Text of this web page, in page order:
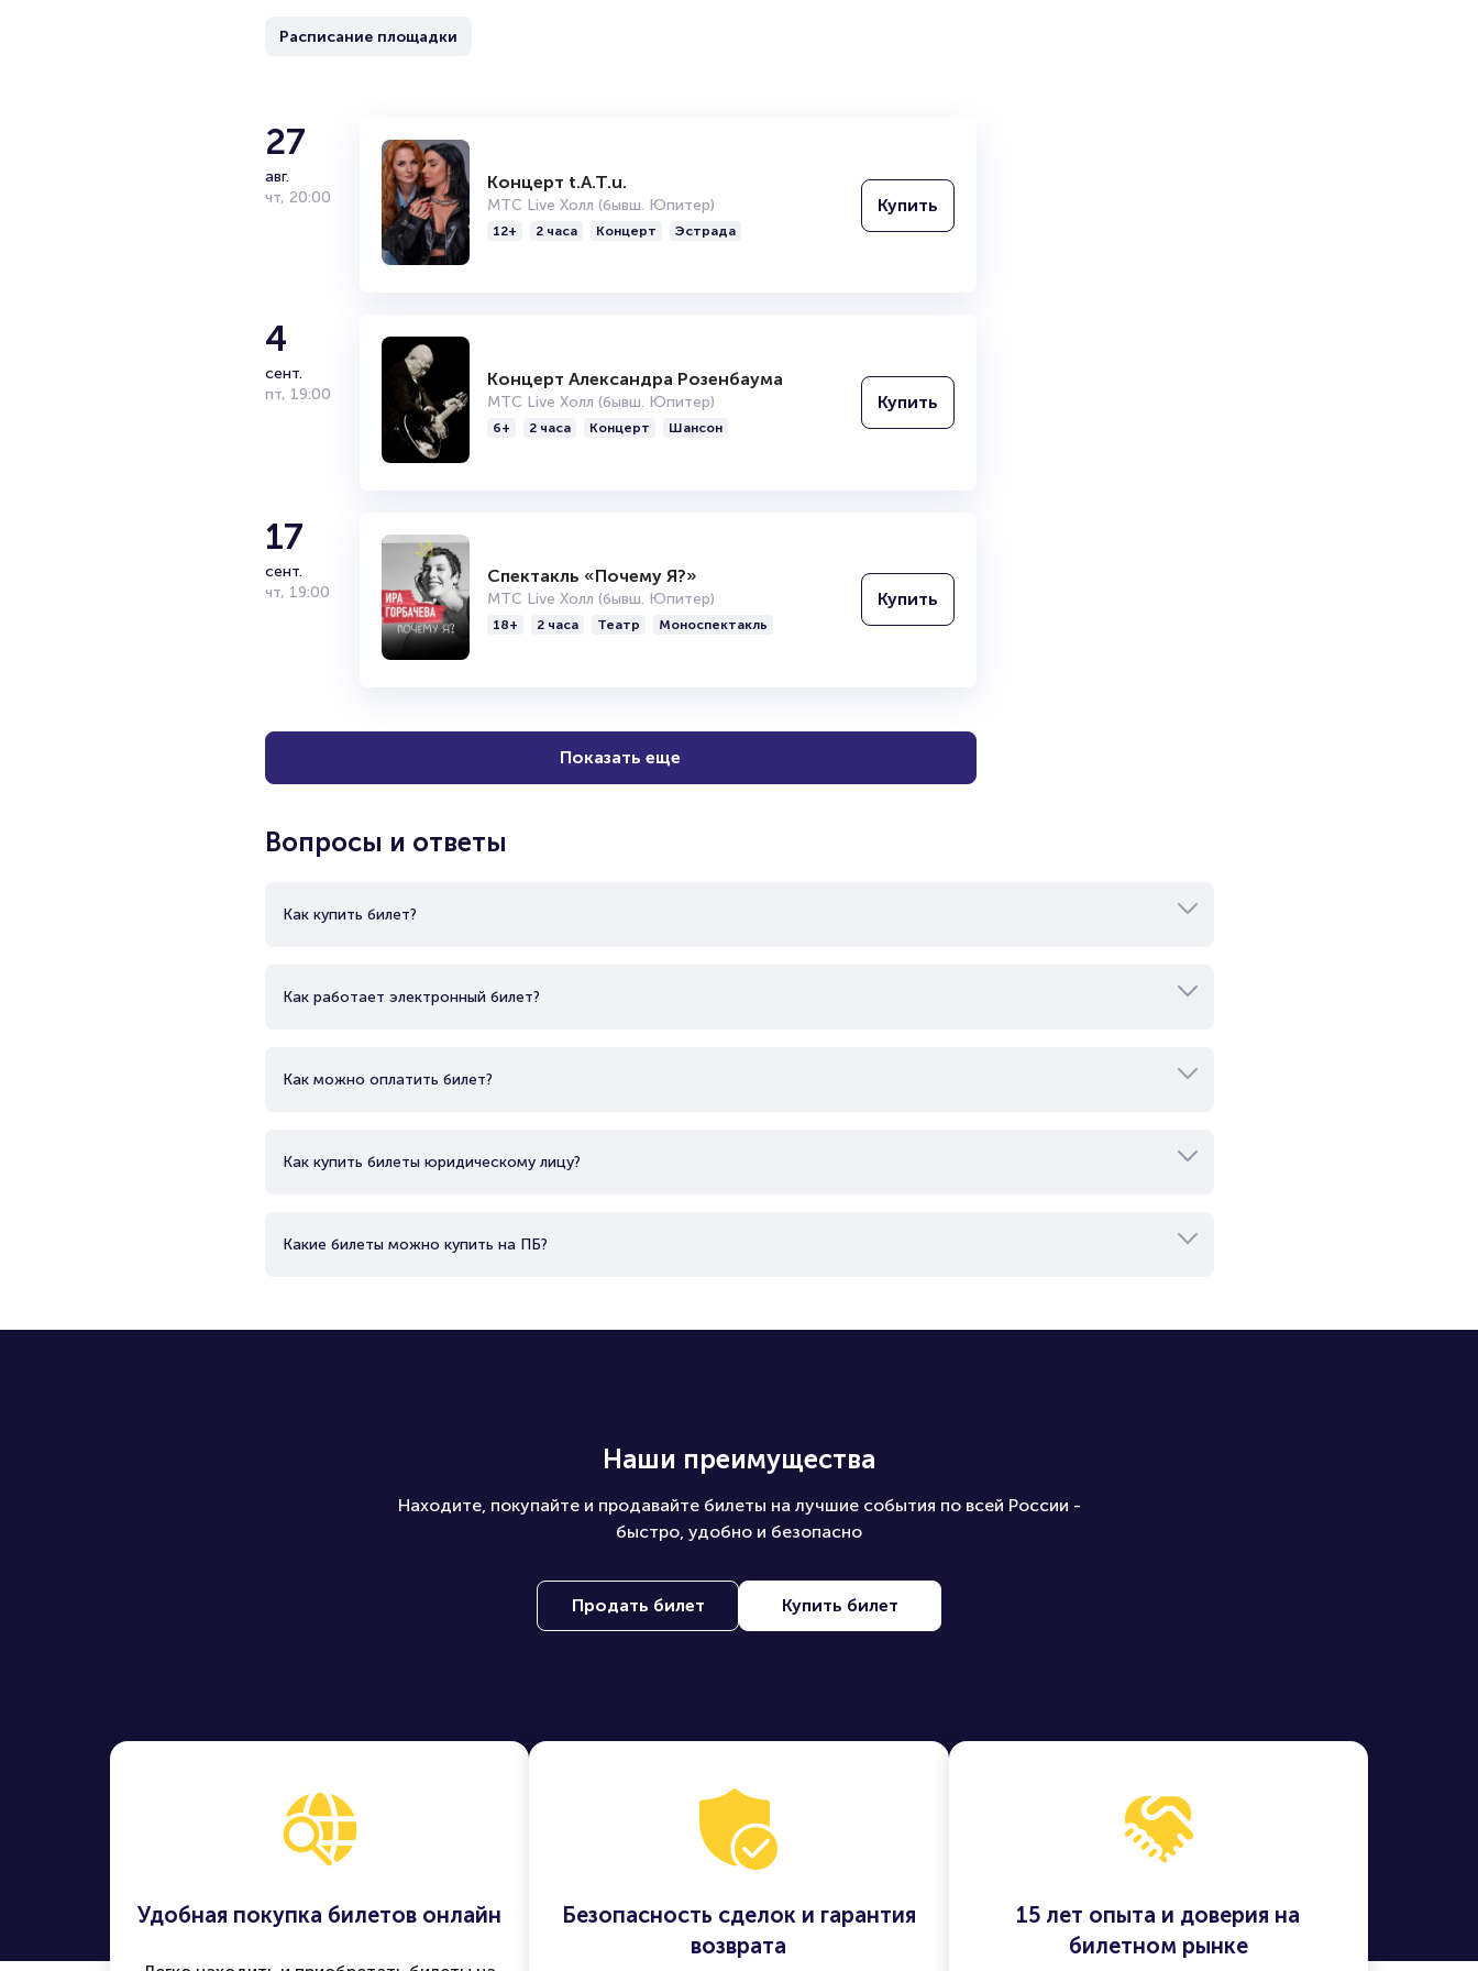
Расписание площадки
27
авг.
чт, 20:00
Концерт t.A.T.u.
МТС Live Холл (бывш. Юпитер)
12+ 2 часа Концерт Эстрада
Купить
4
сент.
пт, 19:00
Концерт Александра Розенбаума
МТС Live Холл (бывш. Юпитер)
6+ 2 часа Концерт Шансон
Купить
17
сент.
чт, 19:00
Спектакль «Почему Я?»
МТС Live Холл (бывш. Юпитер)
18+ 2 часа Театр Моноспектакль
Купить
Показать еще
Вопросы и ответы
Как купить билет?
Как работает электронный билет?
Как можно оплатить билет?
Как купить билеты юридическому лицу?
Какие билеты можно купить на ПБ?
Наши преимущества
Находите, покупайте и продавайте билеты на лучшие события по всей России -
быстро, удобно и безопасно
Продать билет Купить билет
Удобная покупка билетов онлайн
Безопасность сделок и гарантия
возврата
15 лет опыта и доверия на
билетном рынке